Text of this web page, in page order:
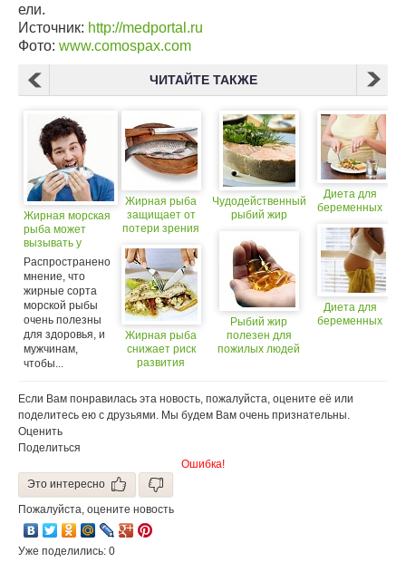
ели.
Источник: http://medportal.ru
Фото: www.comospax.com
ЧИТАЙТЕ ТАКЖЕ
Жирная морская
рыба может
вызывать у
мужчин опасное
заболевание
Распространено
мнение, что
жирные сорта
морской рыбы
очень полезны
для здоровья, и
мужчинам,
чтобы...
Жирная рыба
защищает от
потери зрения
Жирная рыба
снижает риск
развития
Чудодейственный
рыбий жир
Рыбий жир
полезен для
пожилых людей
Диета для
беременных
Диета для
беременных
Если Вам понравилась эта новость, пожалуйста, оцените её или
поделитесь ею с друзьями. Мы будем Вам очень признательны.
Оценить
Поделиться
Ошибка!
Это интересно
Пожалуйста, оцените новость
Уже поделились: 0